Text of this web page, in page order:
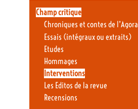
Champ critique
Chroniques et contes de l’Agora
Essais (intégraux ou extraits)
Etudes
Hommages
Interventions
Les Editos de la revue
Recensions